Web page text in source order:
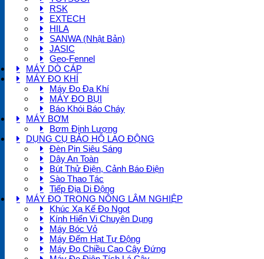
RSK
EXTECH
HILA
SANWA (Nhật Bản)
JASIC
Geo-Fennel
MÁY DÒ CÁP
MÁY ĐO KHÍ
Máy Đo Đa Khí
MÁY ĐO BỤI
Báo Khói Báo Cháy
MÁY BƠM
Bơm Định Lượng
DỤNG CỤ BẢO HỘ LAO ĐỘNG
Đèn Pin Siêu Sáng
Dây An Toàn
Bút Thử Điện, Cảnh Báo Điện
Sào Thao Tác
Tiếp Địa Di Động
MÁY ĐO TRONG NÔNG LÂM NGHIỆP
Khúc Xạ Kế Đo Ngọt
Kính Hiển Vi Chuyên Dụng
Máy Bóc Vỏ
Máy Đếm Hạt Tự Động
Máy Đo Chiều Cao Cây Đứng